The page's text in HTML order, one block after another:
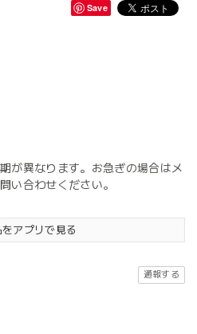
Save
が異なります。お急ぎの場合はメ
い合わせください。
をアプリで見る
通報する